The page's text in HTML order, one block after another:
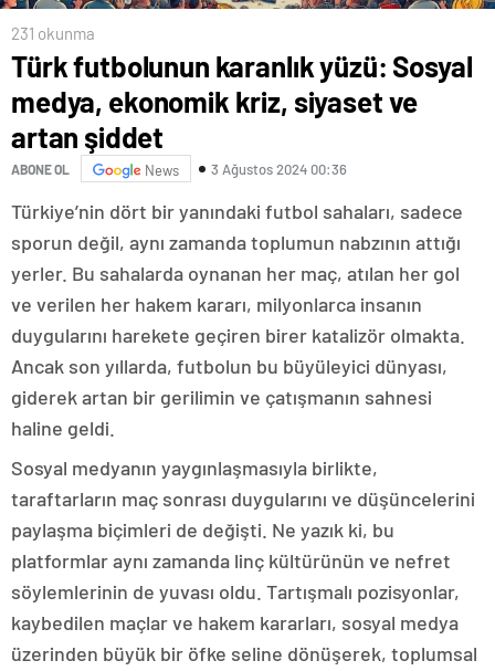
231 okunma
Türk futbolunun karanlık yüzü: Sosyal
medya, ekonomik kriz, siyaset ve
artan şiddet
ABONE OL News 3 Ağustos 2024 00:36
Türkiye’nin dört bir yanındaki futbol sahaları, sadece
sporun değil, aynı zamanda toplumun nabzının attığı
yerler. Bu sahalarda oynanan her maç, atılan her gol
ve verilen her hakem kararı, milyonlarca insanın
duygularını harekete geçiren birer katalizör olmakta.
Ancak son yıllarda, futbolun bu büyüleyici dünyası,
giderek artan bir gerilimin ve çatışmanın sahnesi
haline geldi.
Sosyal medyanın yaygınlaşmasıyla birlikte,
taraftarların maç sonrası duygularını ve düşüncelerini
paylaşma biçimleri de değişti. Ne yazık ki, bu
platformlar aynı zamanda linç kültürünün ve nefret
söylemlerinin de yuvası oldu. Tartışmalı pozisyonlar,
kaybedilen maçlar ve hakem kararları, sosyal medya
üzerinden büyük bir öfke seline dönüşerek, toplumsal